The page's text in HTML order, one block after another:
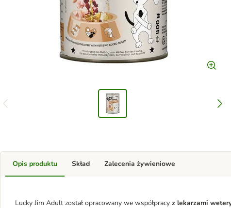
Opis produktu
Lucky Jim Adult został opracowany we współpracy z lekarzami
Skład Zalecenia żywieniowe